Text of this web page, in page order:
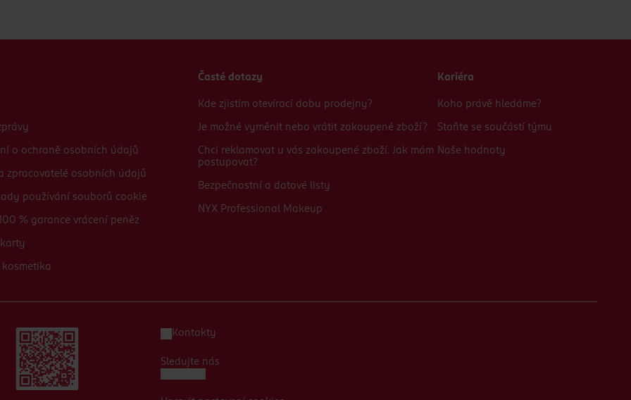
o ochraně osobních údajů
zpracovatelé osobních údajů
používání souborů cookie
% garance vrácení peněz
kosmetika
Časté dotazy
Kde zjistím otevírací dobu prodejny?
Je možné vyměnit nebo vrátit zakoupené zboží?
Chci reklamovat u vás zakoupené zboží. Jak mám
postupovat?
Bezpečnostní a datové listy
NYX Professional Makeup
Kariéra
Koho právě hledáme?
Staňte se součástí týmu
Naše hodnoty
Kontakty
Sledujte nás